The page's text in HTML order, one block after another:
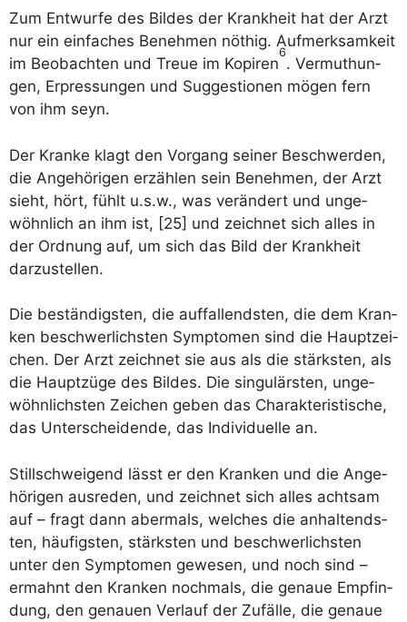
Zum Ent­wur­fe des Bil­des der Krank­heit hat der Arzt
nur ein ein­fa­ches Beneh­men nöthig. Auf­merk­sam­keit
im Beob­ach­ten und Treue im Kopi­ren
6
. Ver­mut­hun­
gen, Erpres­sun­gen und Sug­ges­tio­nen mögen fern
von ihm seyn.
Der Kran­ke klagt den Vor­gang sei­ner Beschwer­den,
die Ange­hö­ri­gen erzäh­len sein Beneh­men, der Arzt
sieht, hört, fühlt u.s.w., was ver­än­dert und unge­
wöhn­lich an ihm ist, [25] und zeich­net sich alles in
der Ord­nung auf, um sich das Bild der Krank­heit
darzustellen.
Die bestän­digs­ten, die auf­fal­lends­ten, die dem Kran­
ken beschwer­lichs­ten Sym­pto­men sind die Haupt­zei­
chen. Der Arzt zeich­net sie aus als die stärks­ten, als
die Haupt­zü­ge des Bil­des. Die sin­gu­lärs­ten, unge­
wöhn­lichs­ten Zei­chen geben das Cha­rak­te­ris­ti­sche,
das Unter­schei­den­de, das Indi­vi­du­el­le an.
Still­schwei­gend lässt er den Kran­ken und die Ange­
hö­ri­gen aus­re­den, und zeich­net sich alles acht­sam
auf – fragt dann aber­mals, wel­ches die anhal­tends­
ten, häu­figs­ten, stärks­ten und beschwer­lichs­ten
unter den Sym­pto­men gewe­sen, und noch sind –
ermahnt den Kran­ken noch­mals, die genaue Emp­fin­
dung, den genau­en Ver­lauf der Zufäl­le, die genaue